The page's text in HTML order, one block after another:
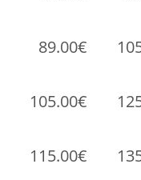
89.00€
105.00€
115.00€